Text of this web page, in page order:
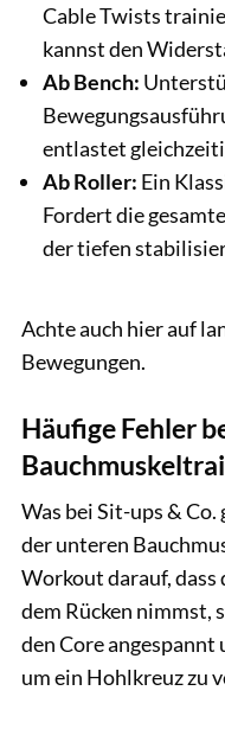
Cable Twists
kannst den
Ab Bench:
entlastet
Ab Roller: Ein
Fordert die
der tiefen
Achte auch hier auf
Bewegungen.
Häufige Fehler
Was bei Sit-ups &
der unteren
Workout darauf, dass
dem Rücken nimmst,
den Core angespannt
um ein Hohlkreuz zu